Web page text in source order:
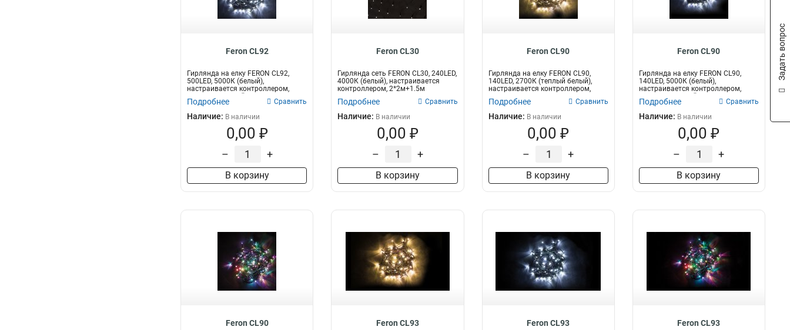
Feron CL92
Гирлянда на елку FERON CL92,
500LED, 5000К (белый),
настраивается контроллером,
5м+1,5м зеленый...
Подробнее Сравнить
Наличие: В наличии
0,00 ₽
– +
В корзину
Feron CL30
Гирлянда сеть FERON CL30, 240LED,
4000К (белый), настраивается
контроллером, 2*2м+1.5м
прозрачн...
Подробнее Сравнить
Наличие: В наличии
0,00 ₽
– +
В корзину
Feron CL90
Гирлянда на елку FERON CL90,
140LED, 2700К (теплый белый),
настраивается контроллером,
2м+1,5м...
Подробнее Сравнить
Наличие: В наличии
0,00 ₽
– +
В корзину
Feron CL90
Гирлянда на елку FERON CL90,
140LED, 5000К (белый),
настраивается контроллером,
2м+1,5м зеленый...
Подробнее Сравнить
Наличие: В наличии
0,00 ₽
– +
В корзину
Feron CL90 Feron CL93 Feron CL93 Feron CL93
Задать вопрос